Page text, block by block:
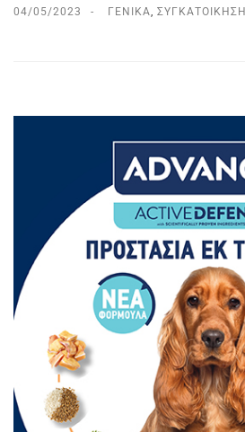
04/05/2023 ΓΕΝΙΚΆ, ΣΥΓΚΑΤΟΊΚΗΣΗ